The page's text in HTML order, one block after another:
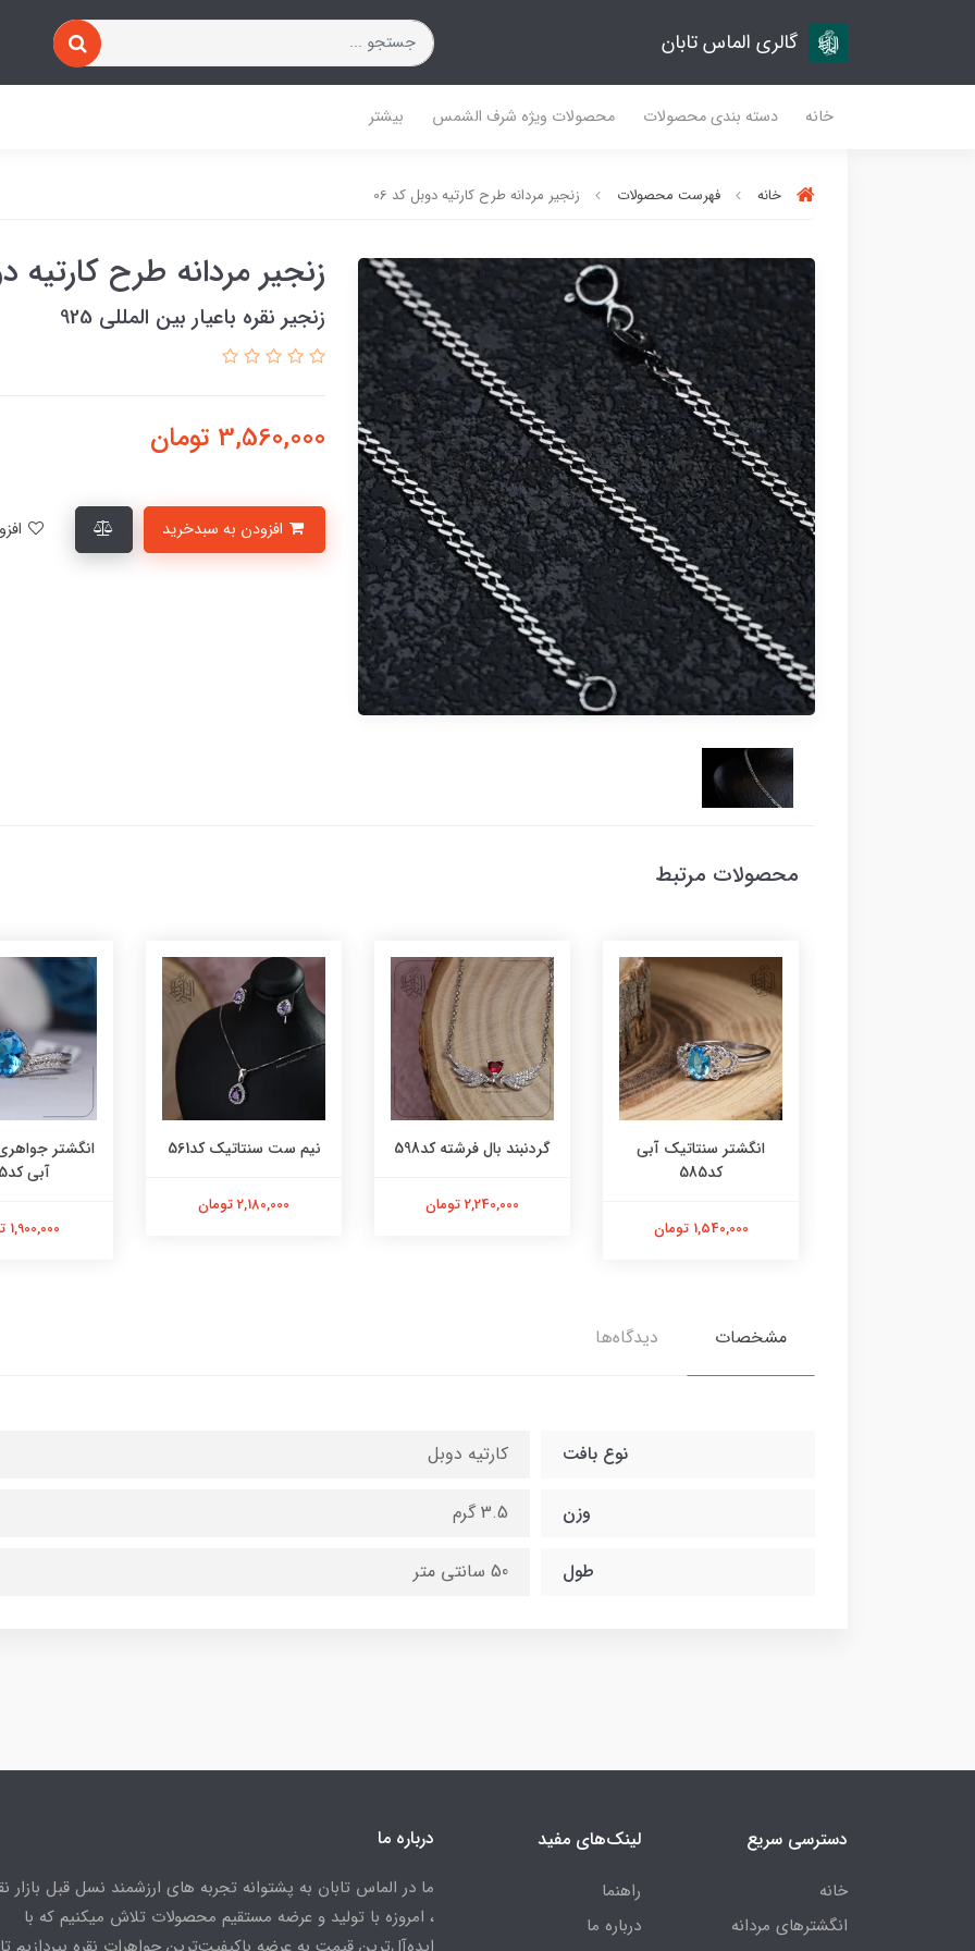
گالری الماس تابان
خانه دسته بندی محصولات محصولات ویژه شرف الشمس بیشتر
خانه فهرست محصولات زنجیر مردانه طرح کارتیه دوبل کد 06
زنجیر مردانه طرح کارتیه
زنجیر نقره باعیار بین المللی 925
3,560,000 تومان
محصولات مرتبط
انگشتر سنتاتیک آبی
کد585
1,540,000 تومان
گردنبند بال فرشته کد598
2,240,000 تومان
نیم ست سنتاتیک کد561
2,180,000 تومان
انگشتر
آبی کد565
1,900,000 تومان
مشخصات دیدگاه‌ها
نوع بافت کارتیه دوبل
وزن 3.5 گرم
طول 50 سانتی متر
دسترسی سریع
خانه
انگشترهای مردانه
لینک‌های مفید
راهنما
درباره ما
درباره ما
ما در الماس تابان به پشتوانه تجربه های ارزشمند نسل قبل بازار
، امروزه با تولید و عرضه مستقیم محصولات تلاش میکنیم که با